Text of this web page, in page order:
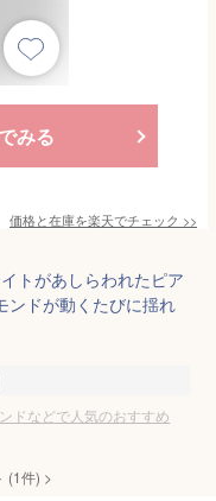
みる
価格と在庫を楽天でチェック >>
トがあしらわれたピア
ンドが動くたびに揺れ
ドなどで人気のおすすめ
(1件) >